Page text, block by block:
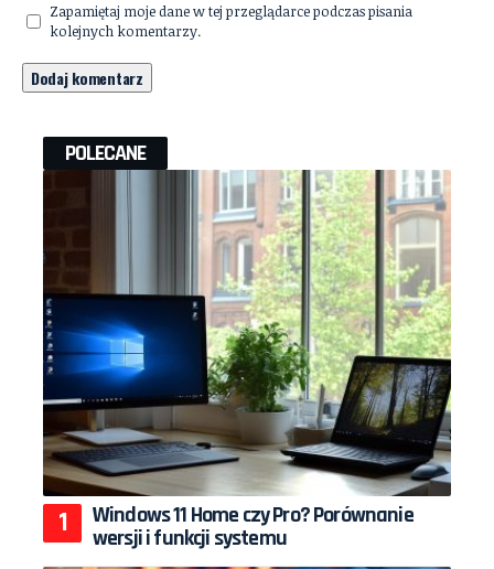
Zapamiętaj moje dane w tej przeglądarce podczas pisania
kolejnych komentarzy.
POLECANE
Windows 11 Home czy Pro? Porównanie
wersji i funkcji systemu